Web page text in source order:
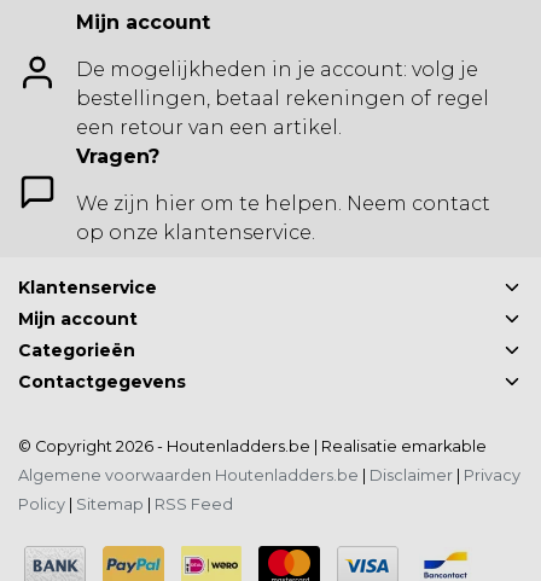
Mijn account
De mogelijkheden in je account: volg je
bestellingen, betaal rekeningen of regel
een retour van een artikel.
Vragen?
We zijn hier om te helpen. Neem contact
op onze klantenservice.
Klantenservice
Mijn account
Categorieën
Contactgegevens
© Copyright 2026 - Houtenladders.be | Realisatie emarkable
Algemene voorwaarden Houtenladders.be
Disclaimer
Privacy
Policy
Sitemap RSS Feed